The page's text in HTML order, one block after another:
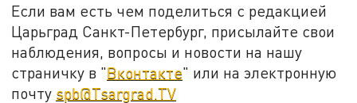
Если вам есть чем поделиться с редакцией
Царьград Санкт-Петербург, присылайте свои
наблюдения, вопросы и новости на нашу
страничку в "Вконтакте" или на электронную
почту spb@Tsargrad.TV